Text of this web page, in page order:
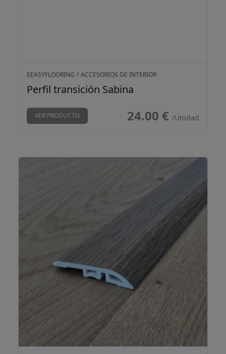
EEASYFLOORING / ACCESORIOS DE INTERIOR
Perfil transición Sabina
VER PRODUCTO 24.00 € /Unidad